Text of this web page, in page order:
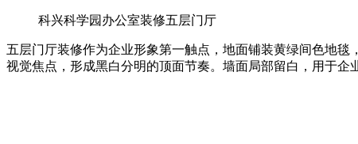
科兴科学园办公室装修五层门厅
五层门厅装修作为企业形象第一触点，地面铺装黄绿间色地
视觉焦点，形成黑白分明的顶面节奏。墙面局部留白，用于企